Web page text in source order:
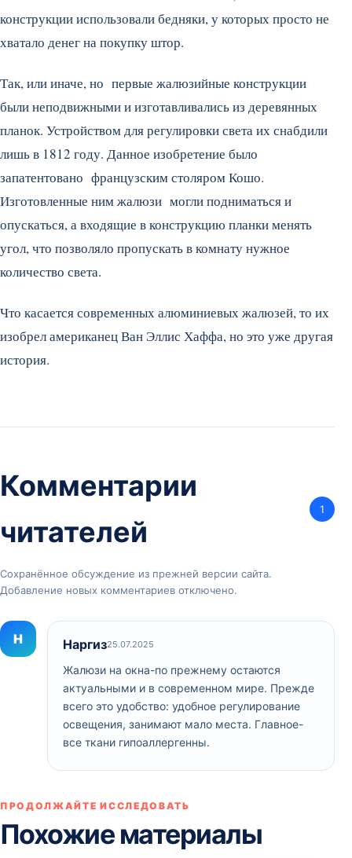
конструкции использовали бедняки, у которых просто не
хватало денег на покупку штор.
Так, или иначе, но первые жалюзийные конструкции
были неподвижными и изготавливались из деревянных
планок. Устройством для регулировки света их снабдили
лишь в 1812 году. Данное изобретение было
запатентовано французским столяром Кошо.
Изготовленные ним жалюзи могли подниматься и
опускаться, а входящие в конструкцию планки менять
угол, что позволяло пропускать в комнату нужное
количество света.
Что касается современных алюминиевых жалюзей, то их
изобрел американец Ван Эллис Хаффа, но это уже другая
история.
Комментарии
читателей
1
Сохранённое обсуждение из прежней версии сайта.
Добавление новых комментариев отключено.
Н Наргиз25.07.2025
Жалюзи на окна-по прежнему остаются
актуальными и в современном мире. Прежде
всего это удобство: удобное регулирование
освещения, занимают мало места. Главное-
все ткани гипоаллергенны.
ПРОДОЛЖАЙТЕ ИССЛЕДОВАТЬ
Похожие материалы